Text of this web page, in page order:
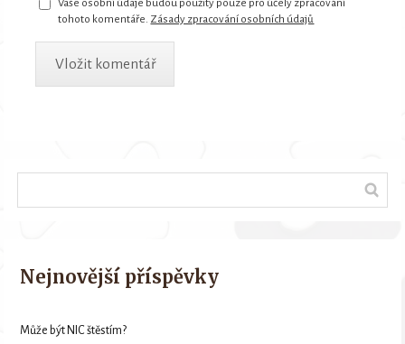
Vaše osobní údaje budou použity pouze pro účely zpracování
tohoto komentáře. Zásady zpracování osobních údajů
Nejnovější příspěvky
Může být NIC štěstím?